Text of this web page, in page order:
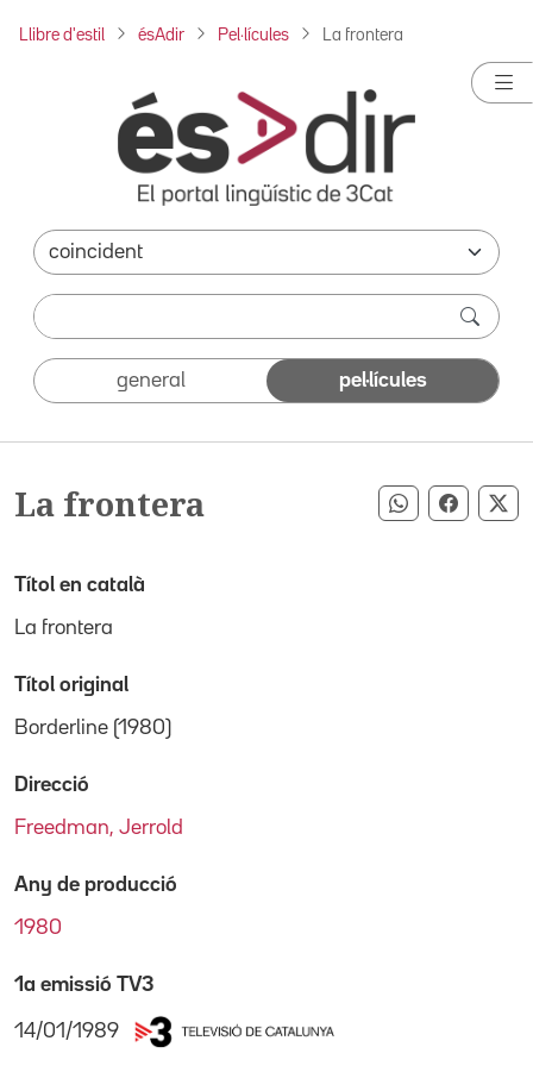
Llibre d'estil ésAdir Pel·lícules La frontera
general pel·lícules
La frontera Compartir
Títol en català
La frontera
Títol original
Borderline (1980)
Direcció
Freedman, Jerrold
Any de producció
1980
1a emissió TV3
14/01/1989